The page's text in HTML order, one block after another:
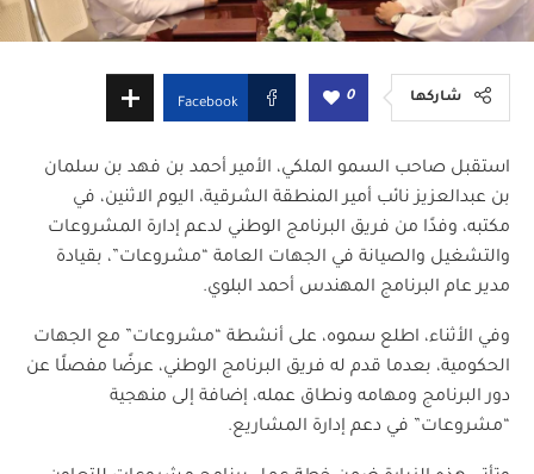
شاركها 0
Facebook
استقبل صاحب السمو الملكي، الأمير أحمد بن فهد بن سلمان
بن عبدالعزيز نائب أمير المنطقة الشرقية، اليوم الاثنين، في
مكتبه، وفدًا من فريق البرنامج الوطني لدعم إدارة المشروعات
والتشغيل والصيانة في الجهات العامة “مشروعات”، بقيادة
مدير عام البرنامج المهندس أحمد البلوي.
وفي الأثناء، اطلع سموه، على أنشطة “مشروعات” مع الجهات
الحكومية، بعدما قدم له فريق البرنامج الوطني، عرضًا مفصلًا عن
دور البرنامج ومهامه ونطاق عمله، إضافة إلى منهجية
“مشروعات” في دعم إدارة المشاريع.